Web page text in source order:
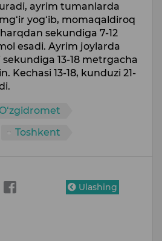
ayrim tumanlarda
yog‘ib, momaqaldiroq
sekundiga 7-12
esadi. Ayrim joylarda
13-18 metrgacha
Kechasi 13-18, kunduzi 21-
O‘zgidromet
Toshkent
Ulashing